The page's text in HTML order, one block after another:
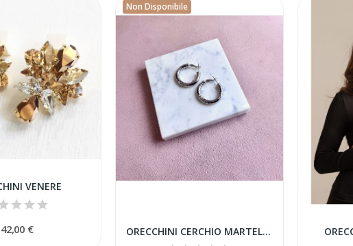
VENERE
42,00 €
Non Disponibile
ORECCHINI CERCHIO MARTELLATO ACCIAIO